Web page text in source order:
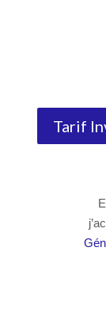
Tarif